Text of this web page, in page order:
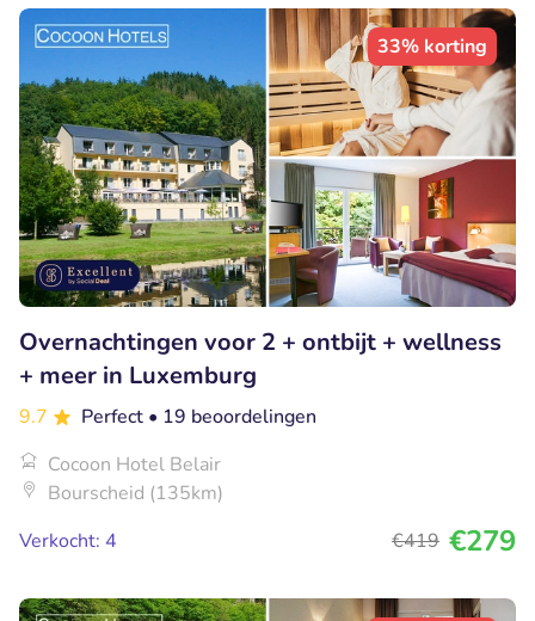
33% korting
Overnachtingen voor 2 + ontbijt + wellness
+ meer in Luxemburg
9.7 Perfect • 19 beoordelingen
Cocoon Hotel Belair
Bourscheid (135km)
Verkocht: 4
€419 €279